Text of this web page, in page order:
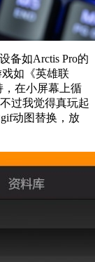
备如Arctis Pro的
如《英雄联
，在小屏幕上循
过我觉得真玩起
动图替换，放